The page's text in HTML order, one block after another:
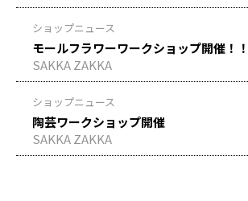
ショップニュース
モールフラワーワークショップ開催！！
SAKKA ZAKKA
ショップニュース
陶芸ワークショップ開催
SAKKA ZAKKA